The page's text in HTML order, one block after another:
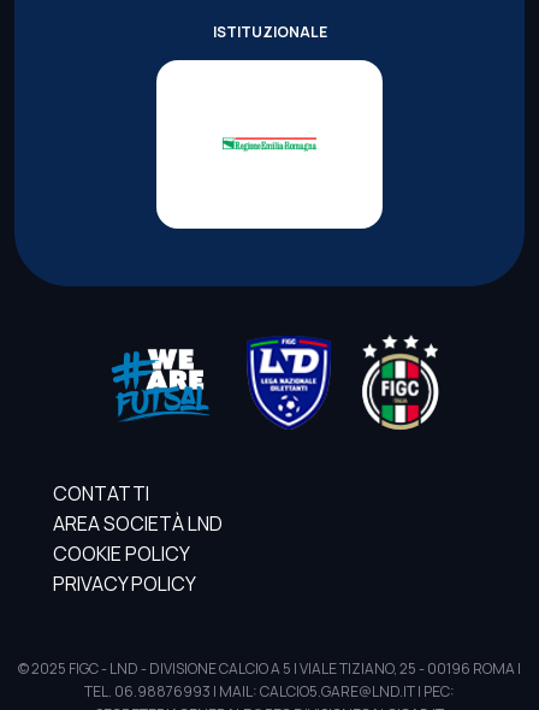
ISTITUZIONALE
CONTATTI
AREA SOCIETÀ LND
COOKIE POLICY
PRIVACY POLICY
© 2025 FIGC - LND - DIVISIONE CALCIO A 5 | VIALE TIZIANO, 25 - 00196 ROMA |
TEL. 06.98876993 | MAIL: CALCIO5.GARE@LND.IT | PEC: